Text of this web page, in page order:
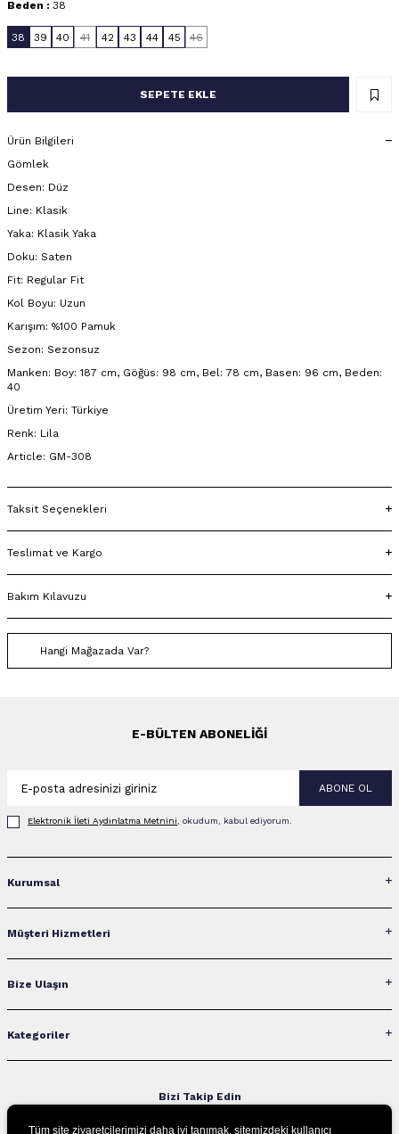
Beden : 38
38 39 40 41 42 43 44 45 46
SEPETE EKLE
Ürün Bilgileri
Gömlek
Desen: Düz
Line: Klasik
Yaka: Klasik Yaka
Doku: Saten
Fit: Regular Fit
Kol Boyu: Uzun
Karışım: %100 Pamuk
Sezon: Sezonsuz
Manken: Boy: 187 cm, Göğüs: 98 cm, Bel: 78 cm, Basen: 96 cm, Beden:
40
Üretim Yeri: Türkiye
Renk: Lila
Article: GM-308
Taksit Seçenekleri
Teslimat ve Kargo
Bakım Kılavuzu
Hangi Mağazada Var?
E-BÜLTEN ABONELIĞI
ABONE OL
Elektronik İleti Aydınlatma Metni‌ni, okudum, kabul ediyorum.
Kurumsal
Müşteri Hizmetleri
Bize Ulaşın
Kategoriler
Bizi Takip Edin
Tüm site ziyaretçilerimizi daha iyi tanımak, sitemizdeki kullanıcı